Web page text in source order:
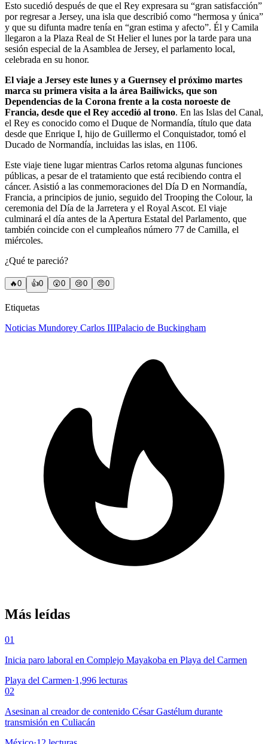
Esto sucedió después de que el Rey expresara su “gran satisfacción”
por regresar a Jersey, una isla que describió como “hermosa y única”
y que su difunta madre tenía en “gran estima y afecto”. Él y Camila
llegaron a la Plaza Real de St Helier el lunes por la tarde para una
sesión especial de la Asamblea de Jersey, el parlamento local,
celebrada en su honor.
El viaje a Jersey este lunes y a Guernsey el próximo martes
marca su primera visita a la área Bailiwicks, que son
Dependencias de la Corona frente a la costa noroeste de
Francia, desde que el Rey accedió al trono. En las Islas del Canal,
el Rey es conocido como el Duque de Normandía, título que data
desde que Enrique I, hijo de Guillermo el Conquistador, tomó el
Ducado de Normandía, incluidas las islas, en 1106.
Este viaje tiene lugar mientras Carlos retoma algunas funciones
públicas, a pesar de el tratamiento que está recibiendo contra el
cáncer. Asistió a las conmemoraciones del Día D en Normandía,
Francia, a principios de junio, seguido del Trooping the Colour, la
ceremonia del Día de la Jarretera y el Royal Ascot. El viaje
culminará el día antes de la Apertura Estatal del Parlamento, que
también coincide con el cumpleaños número 77 de Camilla, el
miércoles.
¿Qué te pareció?
🔥0 👍0 😲0 😢0 😠0
Etiquetas
Noticias Mundorey Carlos IIIPalacio de Buckingham
Más leídas
01
Inicia paro laboral en Complejo Mayakoba en Playa del Carmen
Playa del Carmen·1,996 lecturas
02
Asesinan al creador de contenido César Gastélum durante
transmisión en Culiacán